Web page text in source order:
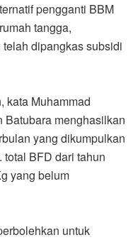
pengganti BBM
tangga,
dipangkas subsidi
kata Muhammad
Batubara menghasilkan
yang dikumpulkan
BFD dari tahun
yang belum
untuk